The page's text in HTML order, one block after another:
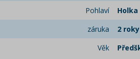
Pohlaví
Holka
záruka
2 roky
Věk